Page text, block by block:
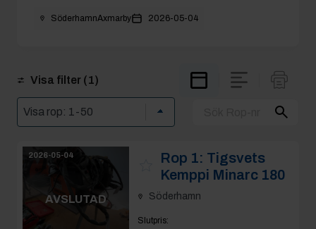
SöderhamnAxmarby 2026-05-04
Visa filter (1)
2026-05-04
AVSLUTAD
Rop 1: Tigsvets
Kemppi Minarc 180
Söderhamn
Slutpris: